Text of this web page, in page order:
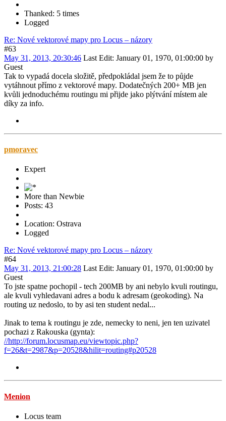
Thanked: 5 times
Logged
Re: Nové vektorové mapy pro Locus – názory
#63
May 31, 2013, 20:30:46 Last Edit: January 01, 1970, 01:00:00 by
Guest
Tak to vypadá docela složitě, předpokládal jsem že to půjde
vytáhnout přímo z vektorové mapy. Dodatečných 200+ MB jen
kvůli jednoduchému routingu mi přijde jako plýtvání místem ale
díky za info.
pmoravec
Expert
More than Newbie
Posts: 43
Location: Ostrava
Logged
Re: Nové vektorové mapy pro Locus – názory
#64
May 31, 2013, 21:00:28 Last Edit: January 01, 1970, 01:00:00 by
Guest
To jste spatne pochopil - tech 200MB by ani nebylo kvuli routingu,
ale kvuli vyhledavani adres a bodu k adresam (geokoding). Na
routing uz nedoslo, to by asi ten student nedal...
Jinak to tema k routingu je zde, nemecky to neni, jen ten uzivatel
pochazi z Rakouska (gynta):
//http://forum.locusmap.eu/viewtopic.php?
f=26&t=2987&p=20528&hilit=routing#p20528
Menion
Locus team